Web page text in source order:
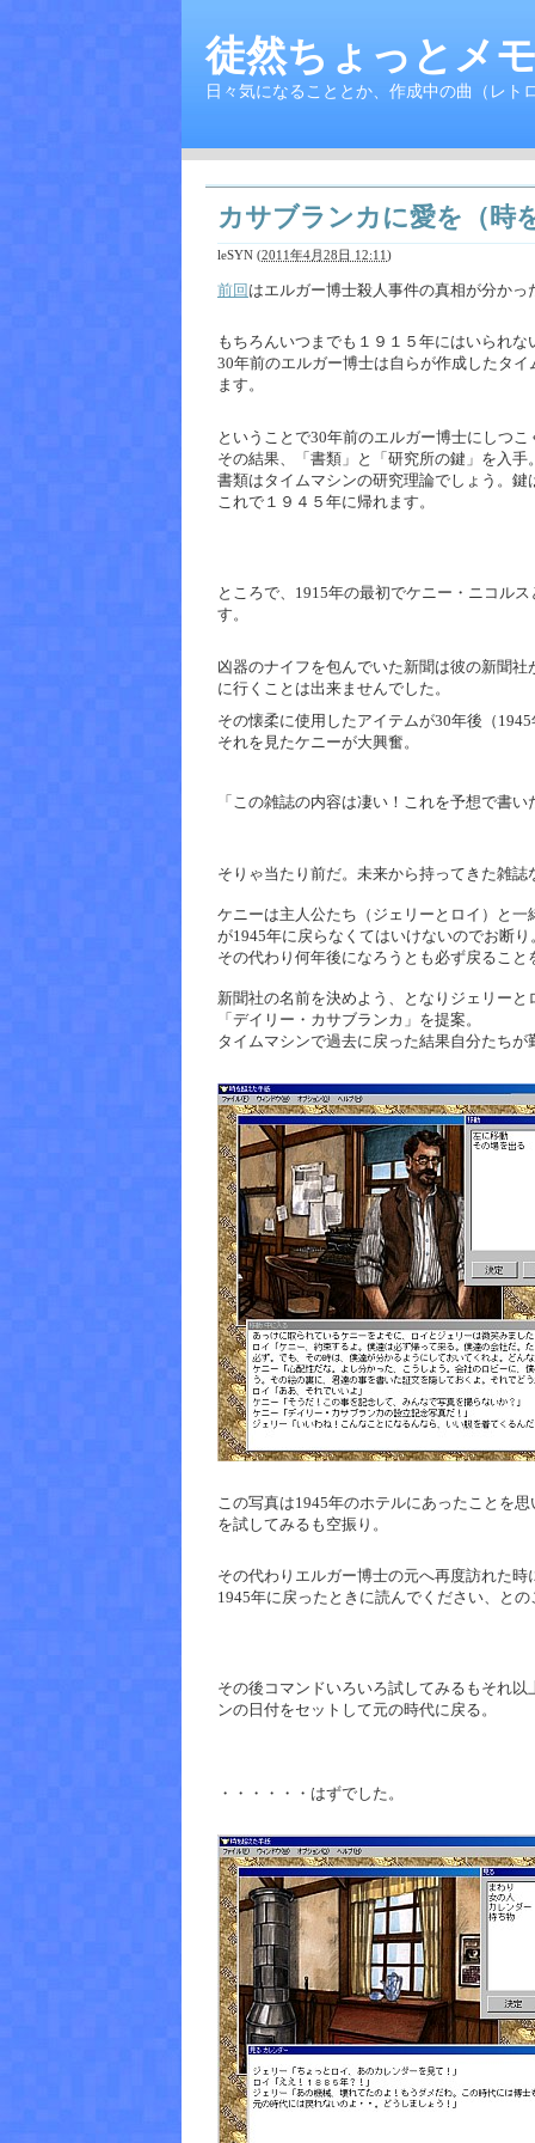
徒然ちょっとメ
日々気になることとか、作成中の曲（レト
カサブランカに愛を（時
leSYN (2011年4月28日 12:11)
前回はエルガー博士殺人事件の真相が分か
もちろんいつまでも１９１５年にはいられ
30年前のエルガー博士は自らが作成したタ
ます。
ということで30年前のエルガー博士にしつこ
その結果、「書類」と「研究所の鍵」を入手
書類はタイムマシンの研究理論でしょう。
これで１９４５年に帰れます。
ところで、1915年の最初でケニー・ニコル
す。
凶器のナイフを包んでいた新聞は彼の新聞
に行くことは出来ませんでした。
その懐柔に使用したアイテムが30年後（
それを見たケニーが大興奮。
「この雑誌の内容は凄い！これを予想で書
そりゃ当たり前だ。未来から持ってきた雑誌
ケニーは主人公たち（ジェリーとロイ）と
が1945年に戻らなくてはいけないのでお断り
その代わり何年後になろうとも必ず戻ること
新聞社の名前を決めよう、となりジェリー
「デイリー・カサブランカ」を提案。
タイムマシンで過去に戻った結果自分たち
この写真は1945年のホテルにあったことを
を試してみるも空振り。
その代わりエルガー博士の元へ再度訪れた
1945年に戻ったときに読んでください、との
その後コマンドいろいろ試してみるもそれ
ンの日付をセットして元の時代に戻る。
・・・・・・はずでした。